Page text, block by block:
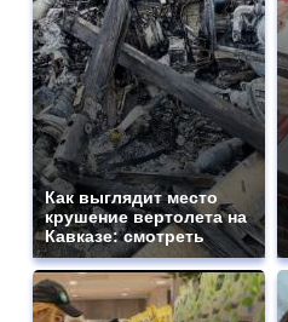
Как выглядит место
крушение вертолета на
Кавказе: смотреть